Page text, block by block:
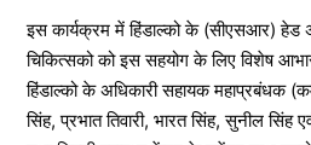
इस कार्यक्रम में हिंडाल्को के (सीएसआर)
चिकित्सको को इस सहयोग के लिए विशेष
हिंडाल्को के अधिकारी सहायक महाप्रबंधक
सिंह, प्रभात तिवारी, भारत सिंह, सुनील सिंह